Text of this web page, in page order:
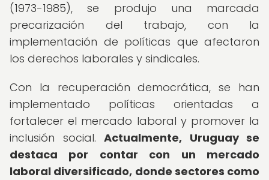
(1973-1985), se produjo una marcada
precarización del trabajo, con la
implementación de políticas que afectaron
los derechos laborales y sindicales.
Con la recuperación democrática, se han
implementado políticas orientadas a
fortalecer el mercado laboral y promover la
inclusión social. Actualmente, Uruguay se
destaca por contar con un mercado
laboral diversificado, donde sectores como